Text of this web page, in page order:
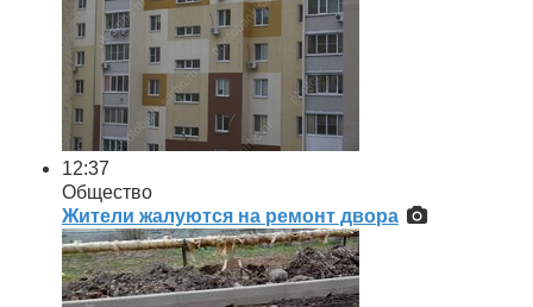
12:37
Общество
Жители жалуются на ремонт двора